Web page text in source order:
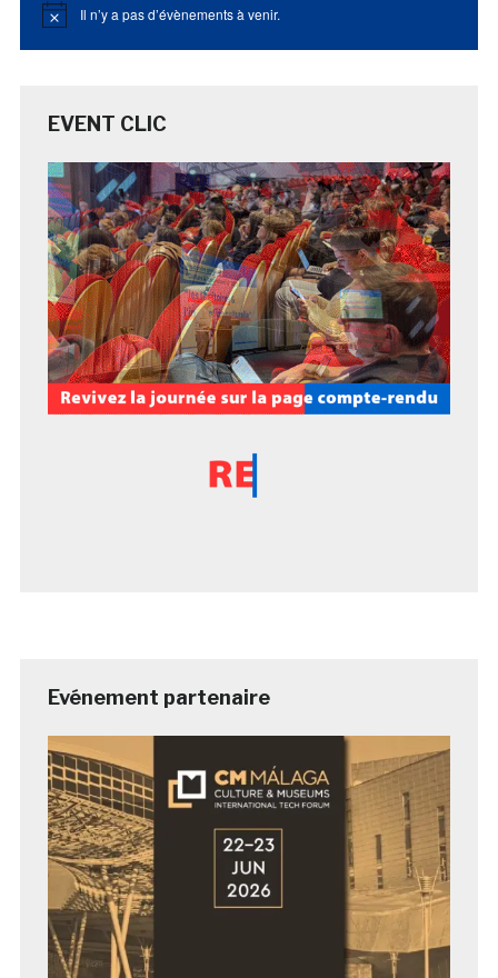
Notice Il n’y a pas d’évènements à venir.
EVENT CLIC
Evénement partenaire